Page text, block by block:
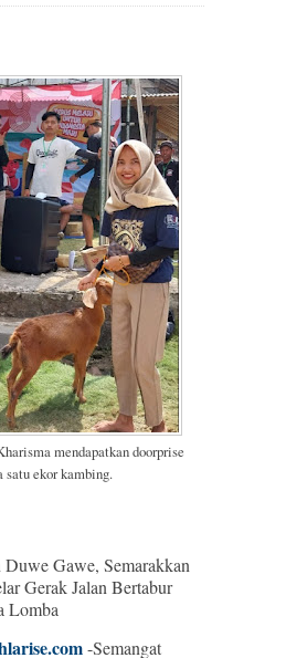
mendapatkan doorprise
satu ekor kambing.
Gawe, Semarakkan
Gerak Jalan Bertabur
Lomba
-Semangat